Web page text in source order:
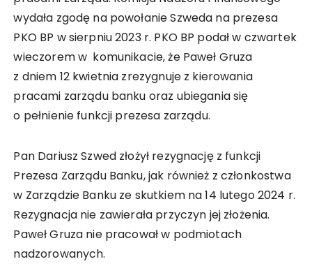
wydała zgodę na powołanie Szweda na prezesa
PKO BP w sierpniu 2023 r. PKO BP podał w czwartek
wieczorem w komunikacie, że Paweł Gruza
z dniem 12 kwietnia zrezygnuje z kierowania
pracami zarządu banku oraz ubiegania się
o pełnienie funkcji prezesa zarządu.
Pan Dariusz Szwed złożył rezygnację z funkcji
Prezesa Zarządu Banku, jak również z członkostwa
w Zarządzie Banku ze skutkiem na 14 lutego 2024 r.
Rezygnacja nie zawierała przyczyn jej złożenia.
Paweł Gruza nie pracował w podmiotach
nadzorowanych.